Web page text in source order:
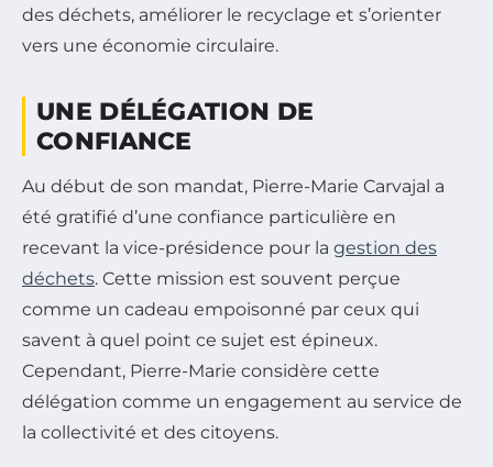
des déchets, améliorer le recyclage et s’orienter
vers une économie circulaire.
UNE DÉLÉGATION DE
CONFIANCE
Au début de son mandat, Pierre-Marie Carvajal a
été gratifié d’une confiance particulière en
recevant la vice-présidence pour la gestion des
déchets. Cette mission est souvent perçue
comme un cadeau empoisonné par ceux qui
savent à quel point ce sujet est épineux.
Cependant, Pierre-Marie considère cette
délégation comme un engagement au service de
la collectivité et des citoyens.